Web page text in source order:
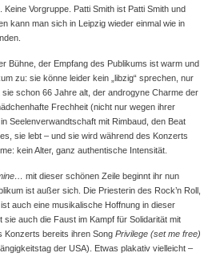
Vorgruppe. Patti Smith ist Patti Smith und
kann man sich in Leipzig wieder einmal wie in
Bühne, der Empfang des Publikums ist warm und
zu: sie könne leider kein „libzig“ sprechen, nur
schon 66 Jahre alt, der androgyne Charme der
Frechheit (nicht nur wegen ihrer
Seelenverwandtschaft mit Rimbaud, den Beat
sie lebt – und sie wird während des Konzerts
kein Alter, ganz authentische Intensität.
mit dieser schönen Zeile beginnt ihr nun
ist außer sich. Die Priesterin des Rock’n Roll,
auch eine musikalische Hoffnung in dieser
sie auch die Faust im Kampf für Solidarität mit
Konzerts bereits ihren Song Privilege (set me free)
der USA). Etwas plakativ vielleicht –